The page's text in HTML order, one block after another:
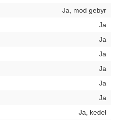
Ja, mod gebyr
Ja
Ja
Ja
Ja
Ja
Ja
Ja, kedel